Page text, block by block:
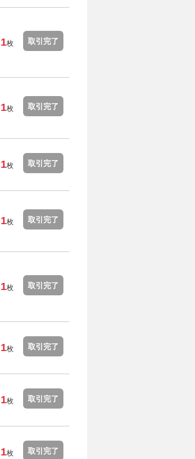
1枚 取引完了
1枚 取引完了
1枚 取引完了
1枚 取引完了
1枚 取引完了
1枚 取引完了
1枚 取引完了
1枚 取引完了